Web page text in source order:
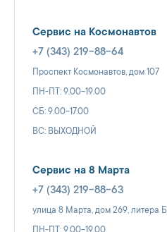
Сервис на Космонавтов
+7 (343) 219-88-64
Проспект Космонавтов, дом 107
ПН-ПТ: 9.00-19.00
СБ: 9.00-17.00
ВС: ВЫХОДНОЙ
Сервис на 8 Марта
+7 (343) 219-88-63
улица 8 Марта, дом 269, литера Б